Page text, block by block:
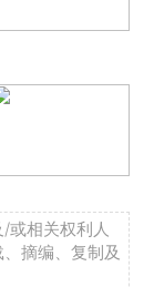
或相关权利人
摘编、复制及